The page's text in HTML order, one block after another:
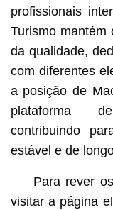
profissionais
Turismo mantém
da qualidade,
com diferentes
a posição de
plataforma
contribuindo
estável e de
Para rever
visitar a página